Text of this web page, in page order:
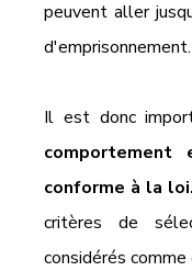
peuvent aller
d'emprisonnement.
Il est donc
conforme à la loi.
critères de
considérés